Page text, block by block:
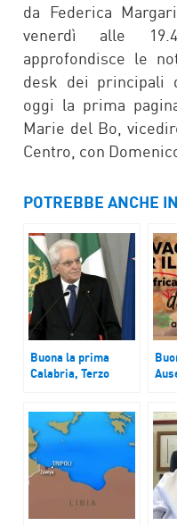
da Federica
venerdì alle
approfondisce le
desk dei principali
oggi la prima
Marie del Bo,
Centro, con
POTREBBE ANCHE
Buona la prima
Calabria, Terzo
intervenire sul
piano vaccinale
regionale